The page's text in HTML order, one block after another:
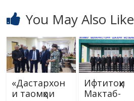
You May Also Like
«Дастархон
и таомҳои
Ифтитоҳи
Мактаб-